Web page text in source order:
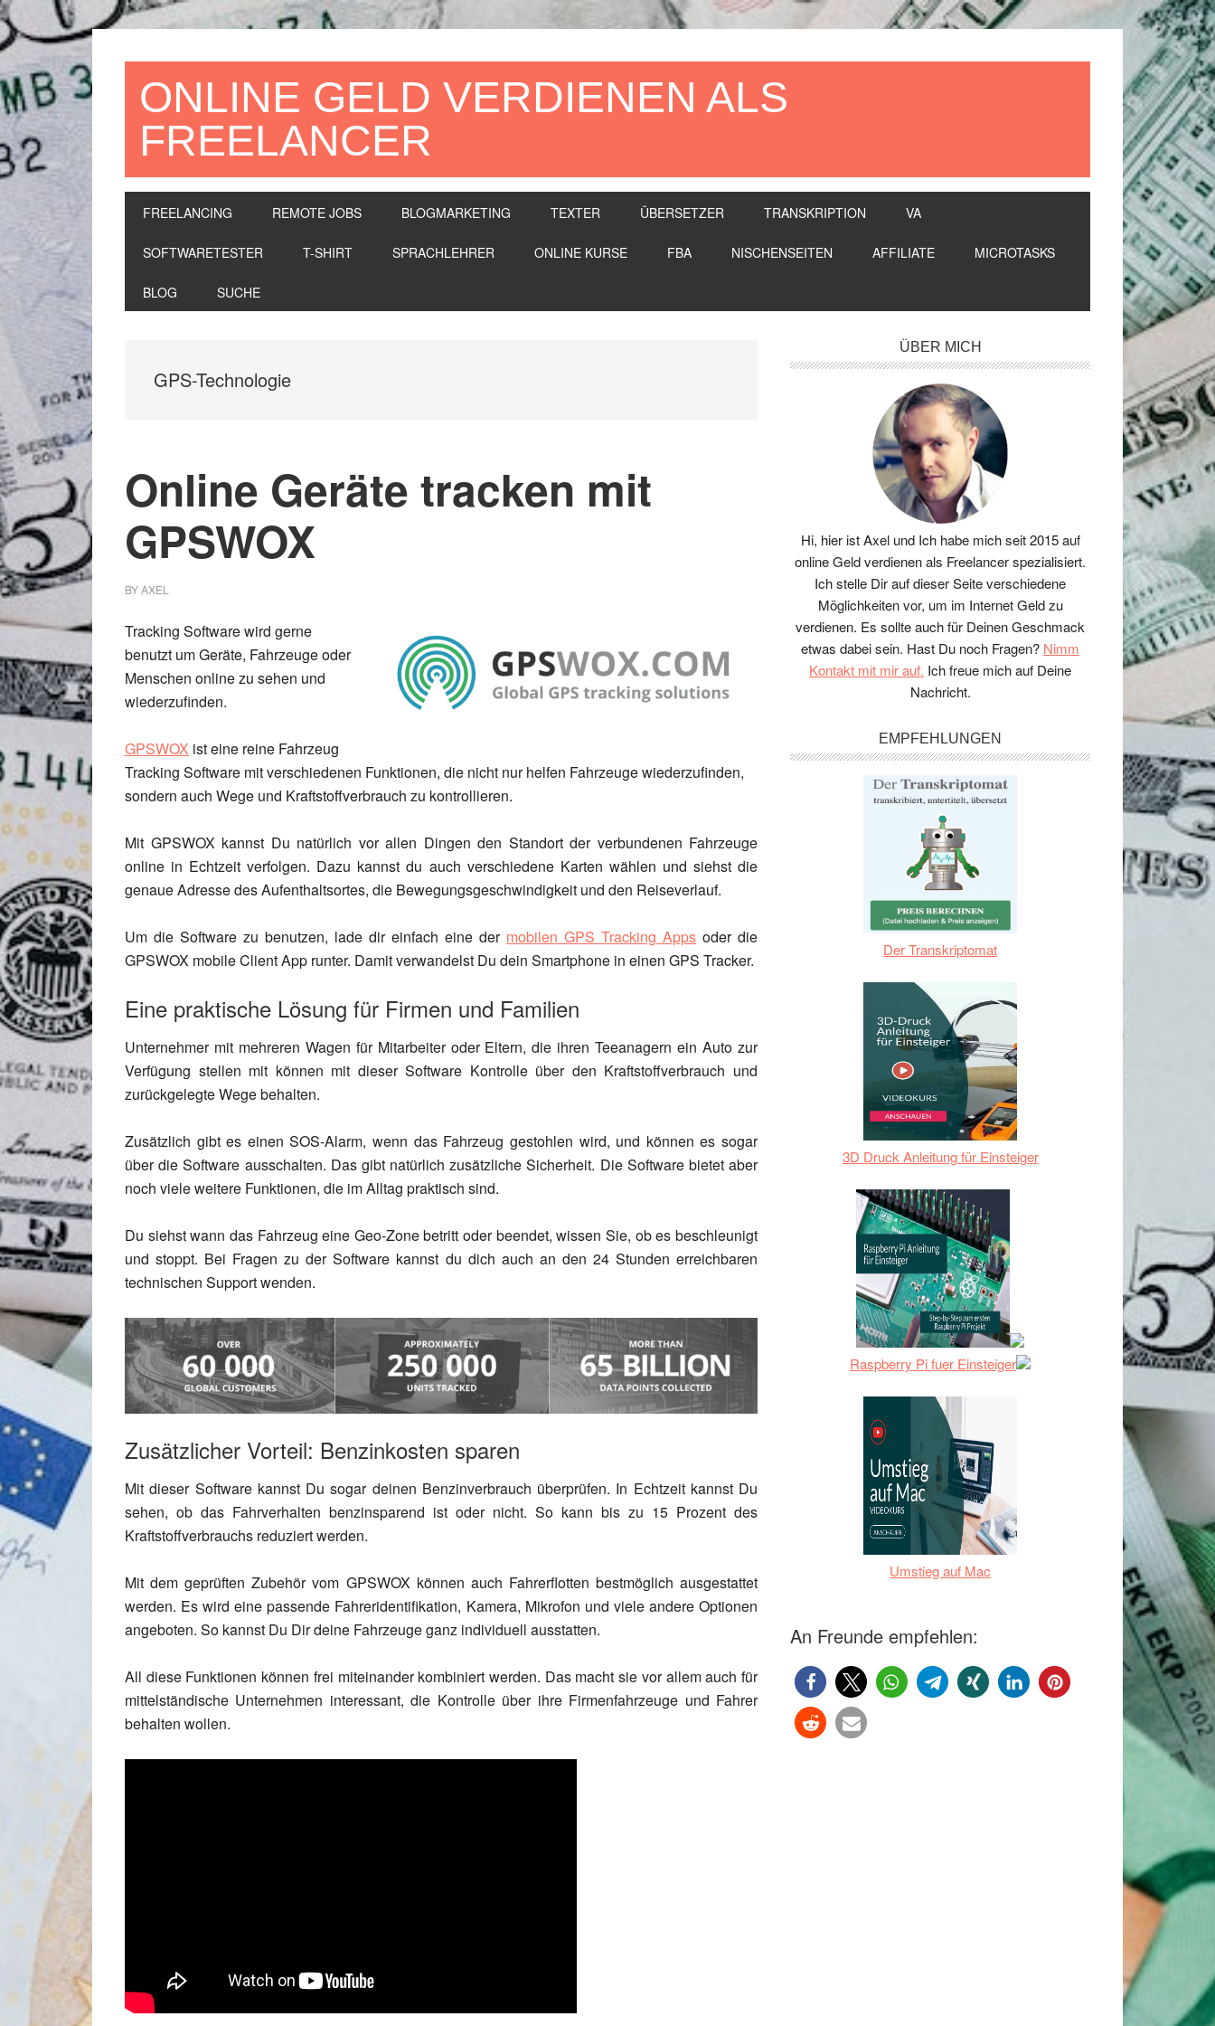
Zur
Hauptnavigation
springen
Zum
Inhalt
springen
Zur
Seitenspalte
springen
ONLINE GELD VERDIENEN ALS
FREELANCER
FREELANCING REMOTE JOBS BLOGMARKETING TEXTER ÜBERSETZER TRANSKRIPTION VA
SOFTWARETESTER T-SHIRT SPRACHLEHRER ONLINE KURSE FBA NISCHENSEITEN AFFILIATE MICROTASKS
BLOG SUCHE
GPS-Technologie
Online Geräte tracken mit
GPSWOX
BYAXEL
Tracking Software wird gerne
benutzt um Geräte, Fahrzeuge oder
Menschen online zu sehen und
wiederzufinden.
GPSWOX ist eine reine Fahrzeug
Tracking Software mit verschiedenen Funktionen, die nicht nurhelfen Fahrzeuge wiederzufinden,
sondern auch Wege und Kraftstoffverbrauch zu kontrollieren.
Mit GPSWOX kannst Du natürlich vor allen Dingen den Standort der verbundenen Fahrzeuge
online in Echtzeit verfolgen. Dazu kannst du auch verschiedene Karten wählen und siehst die
genaue Adresse des Aufenthaltsortes, die Bewegungsgeschwindigkeit und den Reiseverlauf.
Um die Software zu benutzen, lade dir einfach eine der mobilen GPS Tracking Apps oder die
GPSWOX mobile Client App runter. Damit verwandelst Du dein Smartphone in einen GPS Tracker.
Eine praktische Lösung für Firmen und Familien
Unternehmer mit mehreren Wagen für Mitarbeiter oder Eltern, die ihren Teeanagern ein Auto zur
Verfügung stellen mit können mit dieser Software Kontrolle über den Kraftstoffverbrauch und
zurückgelegte Wege behalten.
Zusätzlich gibt es einen SOS-Alarm, wenn das Fahrzeug gestohlen wird, und können es sogar
über die Software ausschalten. Das gibt natürlich zusätzliche Sicherheit. Die Software bietet aber
noch viele weitere Funktionen, die im Alltag praktisch sind.
Du siehst wann das Fahrzeug eine Geo-Zone betritt oder beendet, wissen Sie, ob es beschleunigt
und stoppt. Bei Fragen zu der Software kannst du dich auch an den 24 Stunden erreichbaren
technischen Support wenden.
Zusätzlicher Vorteil: Benzinkosten sparen
Mit dieser Software kannst Du sogar deinen Benzinverbrauch überprüfen. In Echtzeit kannst Du
sehen, ob das Fahrverhalten benzinsparend ist oder nicht. So kann bis zu 15 Prozent des
Kraftstoffverbrauchs reduziert werden.
Mit dem geprüften Zubehör vom GPSWOX können auch Fahrerflotten bestmöglich ausgestattet
werden. Es wird eine passende Fahreridentifikation, Kamera, Mikrofon und viele andere Optionen
angeboten. So kannst Du Dir deine Fahrzeuge ganz individuell ausstatten.
All diese Funktionen können frei miteinander kombiniert werden. Das macht sie vor allem auch für
mittelständische Unternehmen interessant, die Kontrolle über ihre Firmenfahrzeuge und Fahrer
behalten wollen.
SeitenspalteÜBER MICH
Hi, hier ist Axel und Ich habe mich seit 2015 auf
online Geld verdienen als Freelancer spezialisiert.
Ich stelle Dir auf dieser Seite verschiedene
Möglichkeiten vor, um im Internet Geld zu
verdienen. Es sollte auch für Deinen Geschmack
etwas dabei sein. Hast Du noch Fragen? Nimm
Kontakt mit mir auf. Ich freue mich auf Deine
Nachricht.
EMPFEHLUNGEN
Der Transkriptomat
3D Druck Anleitung für Einsteiger
Raspberry Pi fuer Einsteiger
Umstieg auf Mac
An Freunde empfehlen: